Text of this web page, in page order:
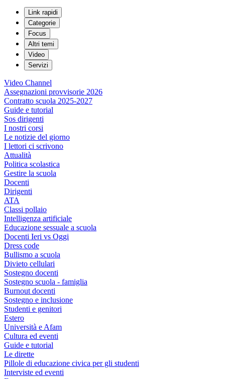
Link rapidi
Categorie
Focus
Altri temi
Video
Servizi
Video Channel
Assegnazioni provvisorie 2026
Contratto scuola 2025-2027
Guide e tutorial
Sos dirigenti
I nostri corsi
Le notizie del giorno
I lettori ci scrivono
Attualità
Politica scolastica
Gestire la scuola
Docenti
Dirigenti
ATA
Classi pollaio
Intelligenza artificiale
Educazione sessuale a scuola
Docenti Ieri vs Oggi
Dress code
Bullismo a scuola
Divieto cellulari
Sostegno docenti
Sostegno scuola - famiglia
Burnout docenti
Sostegno e inclusione
Studenti e genitori
Estero
Università e Afam
Cultura ed eventi
Guide e tutorial
Le dirette
Pillole di educazione civica per gli studenti
Interviste ed eventi